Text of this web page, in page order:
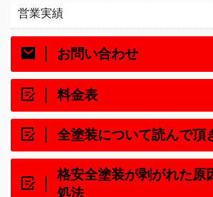
営業実績
お問い合わせ
料金表
全塗装について読んで頂
格安全塗装が剥がれた原
処法